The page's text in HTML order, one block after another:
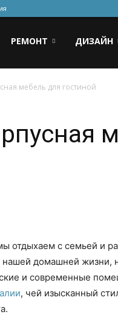
РЕМОНТ ДИЗАЙН
мебель для гостиной
отдыхаем с семьей и
домашней жизни,
и современные
, чей изысканный